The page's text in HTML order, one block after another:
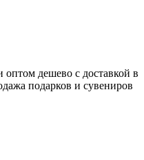
дешево с доставкой в
подарков и сувениров